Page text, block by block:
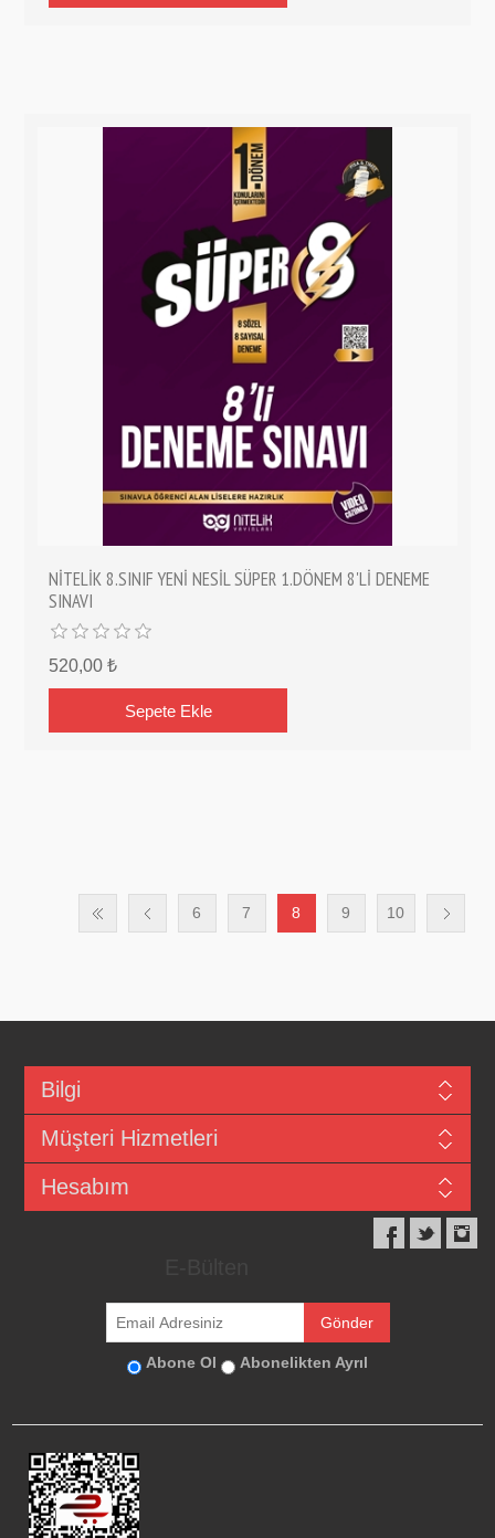
NİTELİK 8.SINIF YENİ NESİL SÜPER 1.DÖNEM 8'Lİ DENEME
SINAVI
520,00 ₺
6 7 8 9 10
Bilgi
Müşteri Hizmetleri
Hesabım
Abone Ol Abonelikten Ayrıl